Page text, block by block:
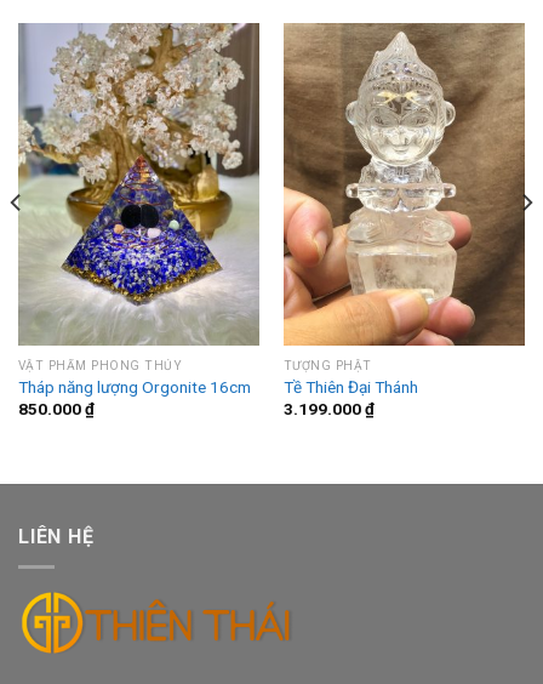
VẬT PHẨM PHONG THỦY
Tháp năng lượng Orgonite 16cm
850.000₫
TƯỢNG PHẬT
Tề Thiên Đại Thánh
3.199.000₫
LIÊN HỆ